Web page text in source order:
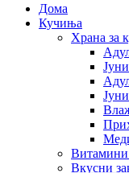
Дома
Кучиња
Храна за
Вкусни